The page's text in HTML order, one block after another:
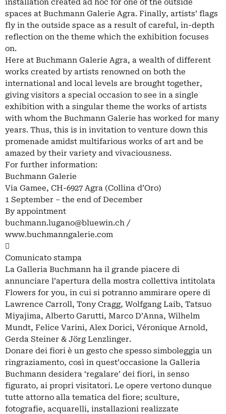
installation created ad hoc for one of the outside
spaces at Buchmann Galerie Agra. Finally, artists’ flags
fly in the outside space as a result of careful, in-depth
reflection on the theme which the exhibition focuses
on.
Here at Buchmann Galerie Agra, a wealth of different
works created by artists renowned on both the
international and local levels are brought together,
giving visitors a special occasion to see in a single
exhibition with a singular theme the works of artists
with whom the Buchmann Galerie has worked for many
years. Thus, this is in invitation to venture down this
promenade amidst multifarious works of art and be
amazed by their variety and vivaciousness.
For further information:
Buchmann Galerie
Via Gamee, CH-6927 Agra (Collina d’Oro)
1 September – the end of December
By appointment
buchmann.lugano@bluewin.ch /
www.buchmanngalerie.com

Comunicato stampa
La Galleria Buchmann ha il grande piacere di
annunciare l’apertura della mostra collettiva intitolata
Flowers for you, in cui si potranno ammirare opere di
Lawrence Carroll, Tony Cragg, Wolfgang Laib, Tatsuo
Miyajima, Alberto Garutti, Marco D’Anna, Wilhelm
Mundt, Felice Varini, Alex Dorici, Véronique Arnold,
Gerda Steiner & Jörg Lenzlinger.
Donare dei fiori è un gesto che spesso simboleggia un
ringraziamento, così in quest’occasione la Galleria
Buchmann desidera ‘regalare’ dei fiori, in senso
figurato, ai propri visitatori. Le opere vertono dunque
tutte attorno alla tematica del fiore; sculture,
fotografie, acquarelli, installazioni realizzate